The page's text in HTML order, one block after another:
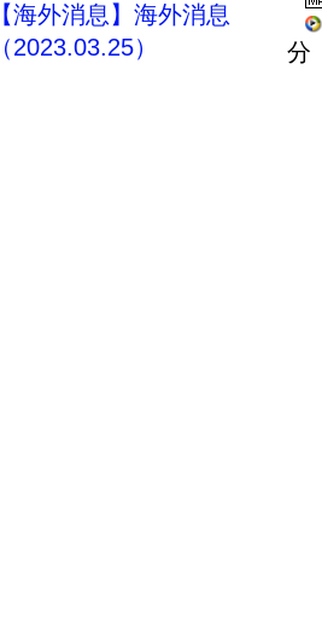
【海外消息】海外消息
（2023.03.25）
分